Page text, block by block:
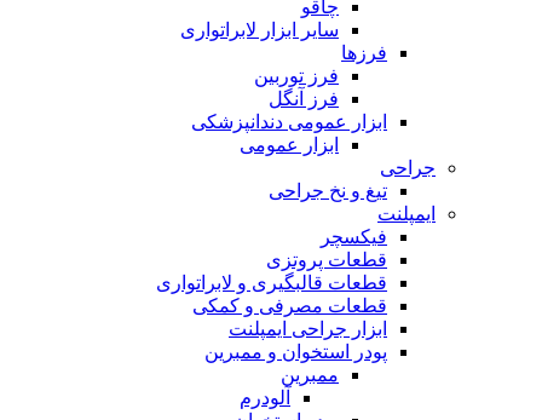
چاقو
سایر ابزار لابراتواری
فرزها
فرز توربین
فرز آنگل
ابزار عمومی دندانپزشکی
ابزار عمومی
جراحی
تیغ و نخ جراحی
ایمپلنت
فیکسچر
قطعات پروتزی
قطعات قالبگیری و لابراتواری
قطعات مصرفی و کمکی
ابزار جراحی ایمپلنت
پودر استخوان و ممبرین
ممبرین
آلودرم